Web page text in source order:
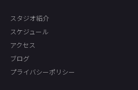
スタジオ紹介
スケジュール
アクセス
ブログ
プライバシーポリシー